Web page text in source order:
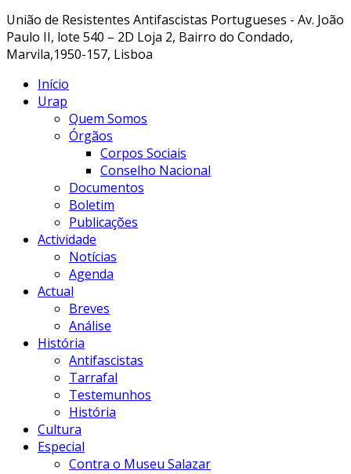
União de Resistentes Antifascistas Portugueses - Av. João
Paulo II, lote 540 – 2D Loja 2, Bairro do Condado,
Marvila,1950-157, Lisboa
Início
Urap
Quem Somos
Órgãos
Corpos Sociais
Conselho Nacional
Documentos
Boletim
Publicações
Actividade
Notícias
Agenda
Actual
Breves
Análise
História
Antifascistas
Tarrafal
Testemunhos
História
Cultura
Especial
Contra o Museu Salazar